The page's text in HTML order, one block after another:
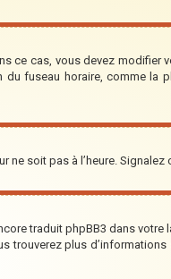
ce cas, vous devez modifier
fuseau horaire, comme la
ne soit pas à l’heure.
traduit phpBB3 dans votre
trouverez plus